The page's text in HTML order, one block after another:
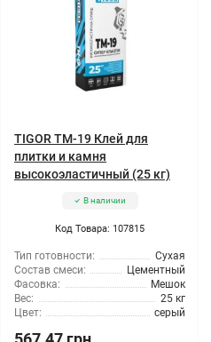
TIGOR TM-19 Клей для
плитки и камня
высокоэластичный (25 кг)
В наличии
Код Товара: 107815
Тип готовности:
Сухая
Состав смеси:
Цементный
Фасовка:
Мешок
Вес:
25 кг
Цвет:
серый